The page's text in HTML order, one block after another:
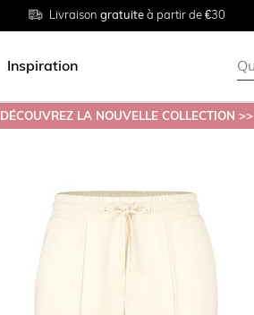
Livraison gratuiteà partir de €30
Tailles du38 au 54
Retourgratuit en magasin
Inspiration
DÉCOUVREZ LA NOUVELLE COLLECTION >>